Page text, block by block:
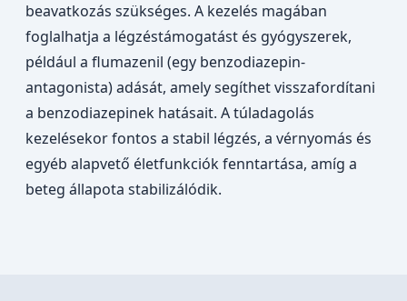
beavatkozás szükséges. A kezelés magában
foglalhatja a légzéstámogatást és gyógyszerek,
például a flumazenil (egy benzodiazepin-
antagonista) adását, amely segíthet visszafordítani
a benzodiazepinek hatásait. A túladagolás
kezelésekor fontos a stabil légzés, a vérnyomás és
egyéb alapvető életfunkciók fenntartása, amíg a
beteg állapota stabilizálódik.